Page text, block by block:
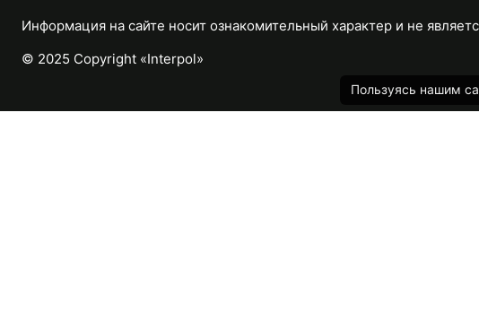
Информация на сайте носит ознакомительный характер и не
© 2025 Copyright «Interpol»
Пользуясь нашим